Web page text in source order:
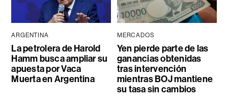
ARGENTINA
La petrolera de Harold
Hamm busca ampliar su
apuesta por Vaca
Muerta en Argentina
MERCADOS
Yen pierde parte de las
ganancias obtenidas
tras intervención
mientras BOJ mantiene
su tasa sin cambios